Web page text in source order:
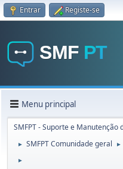
Entrar Registe-se
Menu principal
SMFPT - Suporte e Manutenção
► SMFPT Comunidade geral ►
►